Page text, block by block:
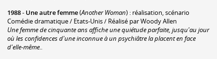
1988- Une autre femme(Another Woman) : réalisation, scénario
Comédie dramatique / Etats-Unis / Réalisé par Woody Allen
Une femme de cinquante ans affiche une quiétude parfaite, jusqu'au jour
où les confidences d'une inconnue à un psychiâtre la placent en face
d'elle-même..